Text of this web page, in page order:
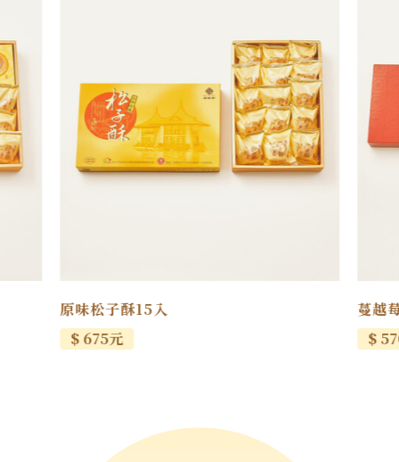
原味松子酥15入
$ 675元
蔓越
$